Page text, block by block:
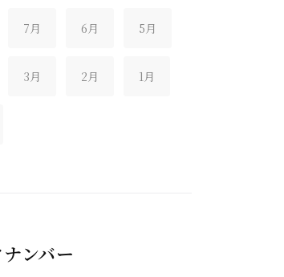
7月 6月 5月
3月 2月 1月
ンバー